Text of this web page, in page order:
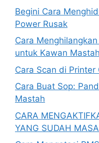
Begini Cara
Power Rusak
Cara
untuk Kawan Mastah
Cara Scan di Printer
Cara Buat Sop:
Mastah
CARA
YANG SUDAH